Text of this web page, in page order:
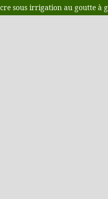
sous irrigation au goutte à